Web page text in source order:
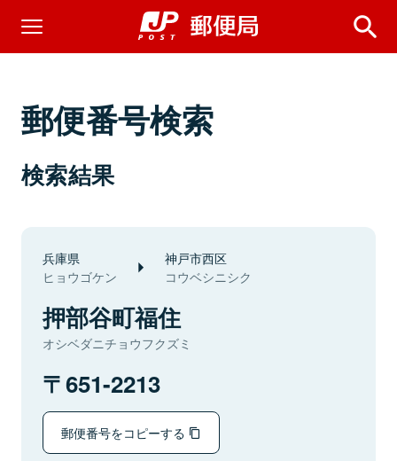
郵便番号検索
検索結果
兵庫県
ヒョウゴケン
神戸市西区
コウベシニシク
押部谷町福住
オシベダニチョウフクズミ
651-2213
郵便番号をコピーする